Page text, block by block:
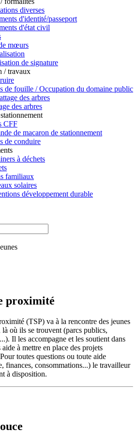
diverses
d'identité/passeport
d'état civil
mœurs
de signature
/ travaux
de fouille / Occupation du domaine public
des arbres
CFF
de macaron de stationnement
de conduire
à déchets
familiaux
solaires
développement durable
proximité
(TSP) va à la rencontre des jeunes
où ils se trouvent (parcs publics,
Il les accompagne et les soutient dans
à mettre en place des projets
toutes questions ou toute aide
finances, consommations...) le travailleur
à disposition.